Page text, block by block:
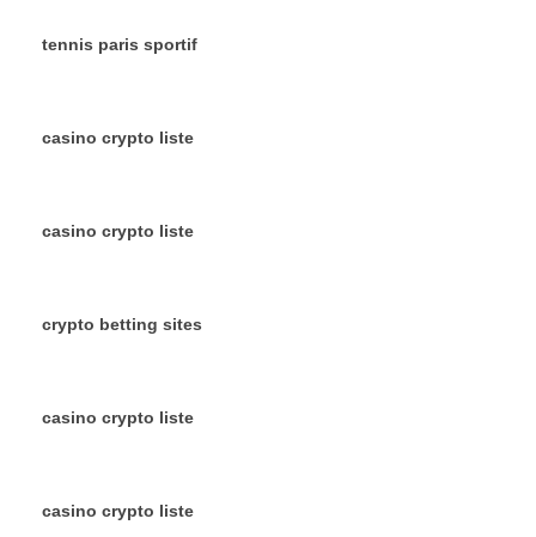
tennis paris sportif
casino crypto liste
casino crypto liste
crypto betting sites
casino crypto liste
casino crypto liste